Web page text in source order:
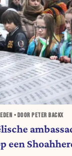
• DOOR PETER BACKX
een